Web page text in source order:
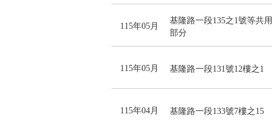
115年05月
基隆路一段135之1號等共用
部分
115年05月 基隆路一段131號12樓之1
115年04月 基隆路一段133號7樓之15